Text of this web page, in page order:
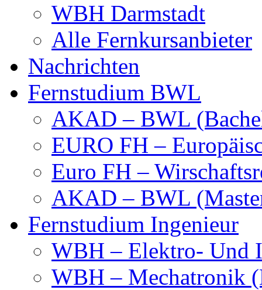
WBH Darmstadt
Alle Fernkursanbieter
Nachrichten
Fernstudium BWL
AKAD – BWL
EURO FH –
Euro FH –
AKAD – BWL
Fernstudium Ingenieur
WBH – Elektro- Und
WBH – Mechatronik